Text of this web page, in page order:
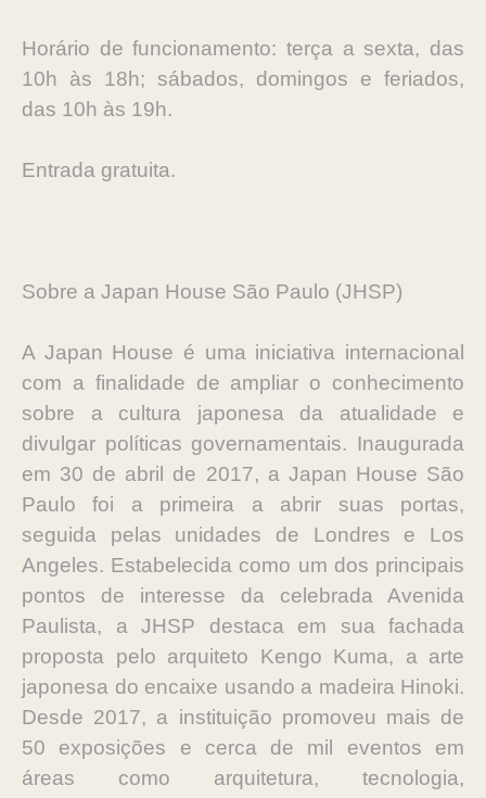
Horário de funcionamento: terça a sexta, das
10h às 18h; sábados, domingos e feriados,
das 10h às 19h.
Entrada gratuita.
Sobre a Japan House São Paulo (JHSP)
A Japan House é uma iniciativa internacional
com a finalidade de ampliar o conhecimento
sobre a cultura japonesa da atualidade e
divulgar políticas governamentais. Inaugurada
em 30 de abril de 2017, a Japan House São
Paulo foi a primeira a abrir suas portas,
seguida pelas unidades de Londres e Los
Angeles. Estabelecida como um dos principais
pontos de interesse da celebrada Avenida
Paulista, a JHSP destaca em sua fachada
proposta pelo arquiteto Kengo Kuma, a arte
japonesa do encaixe usando a madeira Hinoki.
Desde 2017, a instituição promoveu mais de
50 exposições e cerca de mil eventos em
áreas como arquitetura, tecnologia,